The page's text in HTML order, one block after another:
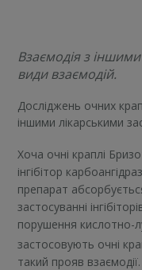
Взаємодія з
види взаємодій.
Досліджень очних
іншими лікарськими
Хоча очні краплі
інгібітор
препарат
застосуванні
порушення кислотно-
застосовують очні
такий прояв взаємодії.